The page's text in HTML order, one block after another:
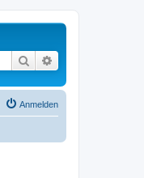
Suche
Anmelden